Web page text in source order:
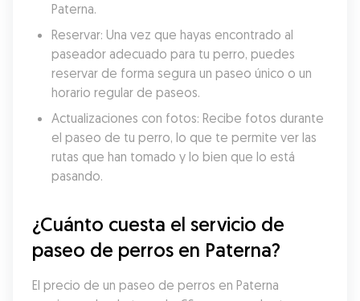
Paterna.
Reservar: Una vez que hayas encontrado al
paseador adecuado para tu perro, puedes
reservar de forma segura un paseo único o un
horario regular de paseos.
Actualizaciones con fotos: Recibe fotos durante
el paseo de tu perro, lo que te permite ver las
rutas que han tomado y lo bien que lo está
pasando.
¿Cuánto cuesta el servicio de
paseo de perros en Paterna?
El precio de un paseo de perros en Paterna